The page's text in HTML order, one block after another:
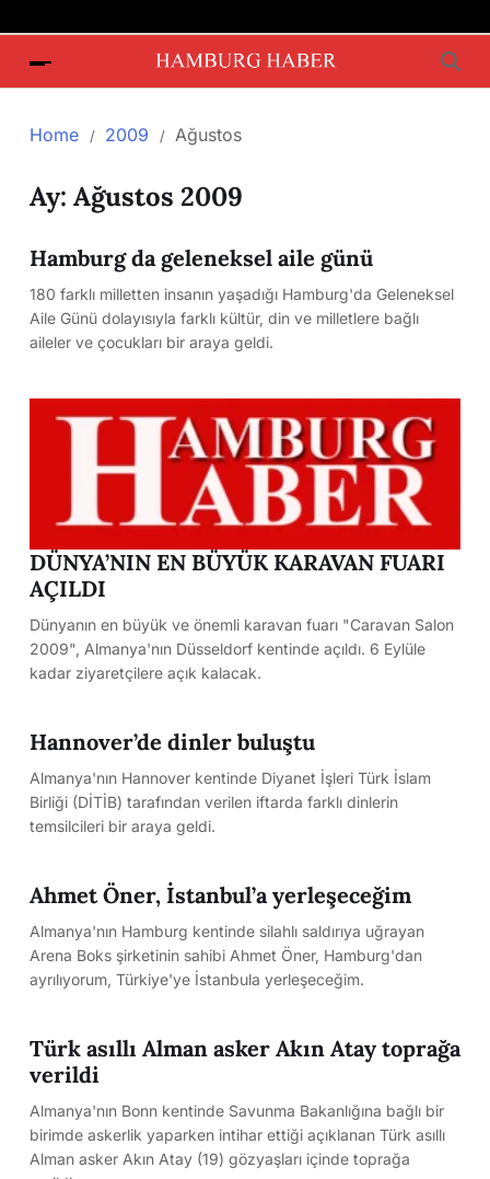
Home 2009 Ağustos
Ay: Ağustos 2009
Hamburg da geleneksel aile günü
180 farklı milletten insanın yaşadığı Hamburg'da Geleneksel
Aile Günü dolayısıyla farklı kültür, din ve milletlere bağlı
aileler ve çocukları bir araya geldi.
DÜNYA’NIN EN BÜYÜK KARAVAN FUARI
AÇILDI
Dünyanın en büyük ve önemli karavan fuarı "Caravan Salon
2009", Almanya'nın Düsseldorf kentinde açıldı. 6 Eylüle
kadar ziyaretçilere açık kalacak.
Hannover’de dinler buluştu
Almanya'nın Hannover kentinde Diyanet İşleri Türk İslam
Birliği (DİTİB) tarafından verilen iftarda farklı dinlerin
temsilcileri bir araya geldi.
Ahmet Öner, İstanbul’a yerleşeceğim
Almanya'nın Hamburg kentinde silahlı saldırıya uğrayan
Arena Boks şirketinin sahibi Ahmet Öner, Hamburg'dan
ayrılıyorum, Türkiye'ye İstanbula yerleşeceğim.
Türk asıllı Alman asker Akın Atay toprağa
verildi
Almanya'nın Bonn kentinde Savunma Bakanlığına bağlı bir
birimde askerlik yaparken intihar ettiği açıklanan Türk asıllı
Alman asker Akın Atay (19) gözyaşları içinde toprağa